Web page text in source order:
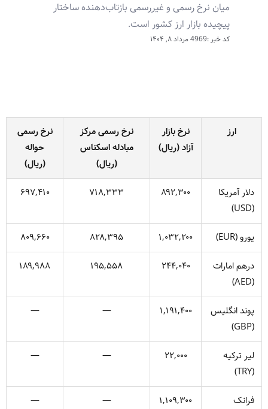
میان نرخ رسمی و غیررسمی بازتاب‌دهنده ساختار
پیچیده بازار ارز کشور است.
کد خبر :4969 مرداد ۸, ۱۴۰۴
ارز
نرخ بازار
آزاد (ریال)
نرخ رسمی مرکز
مبادله اسکناس
(ریال)
نرخ رسمی
حواله
(ریال)
دلار آمریکا
(USD)
۸۹۲,۳۰۰ ۷۱۸,۳۳۳ ۶۹۷,۴۱۰
یورو (EUR) ۱,۰۳۲,۲۰۰ ۸۲۸,۳۹۵
۸۰۹,۶۶۰
درهم امارات
(AED)
۲۴۴,۰۴۰ ۱۹۵,۵۵۸ ۱۸۹,۹۸۸
پوند انگلیس
(GBP)
۱,۱۹۱,۴۰۰ —
—
لیر ترکیه
(TRY)
۲۲,۰۰۰ —
—
فرانک
۱,۱۰۹,۳۰۰ —
—